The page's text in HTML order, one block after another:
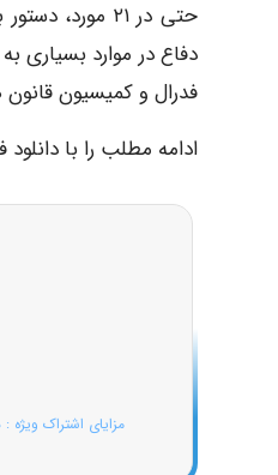
دفاع در موارد بسیاری
فدرال و کمیسیون قانون
ادامه مطلب را با
مزایای اشتراک